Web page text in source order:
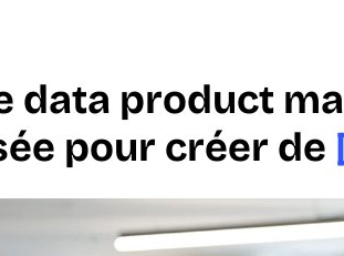
data product
pour créer de